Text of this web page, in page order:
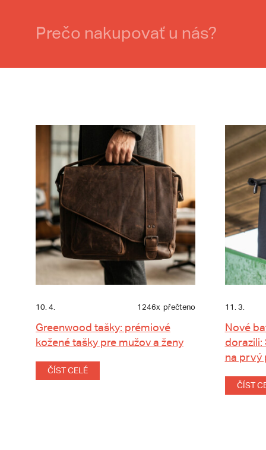
Prečo nakupovať u nás?
10. 4. 1246x přečteno
Greenwood tašky: prémiové
kožené tašky pre mužov a ženy
ČÍST CELÉ
11. 3.
Nové
dorazili:
na prvý
ČÍST